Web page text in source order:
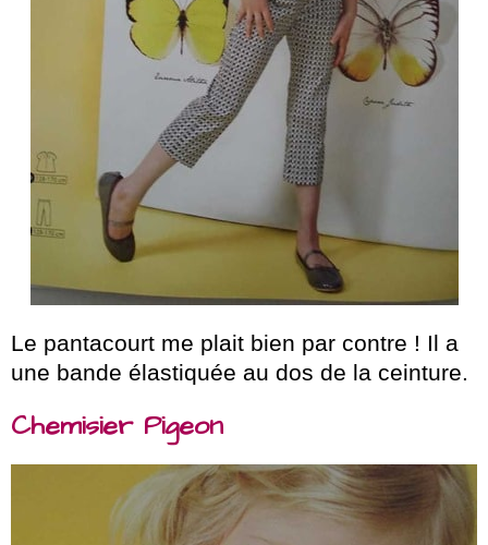
Le pantacourt me plait bien par contre ! Il a
une bande élastiquée au dos de la ceinture.
Chemisier Pigeon